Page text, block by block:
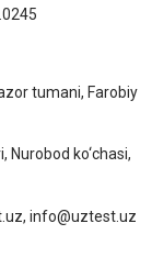
tumani, Farobiy
ko‘chasi,
info@uztest.uz